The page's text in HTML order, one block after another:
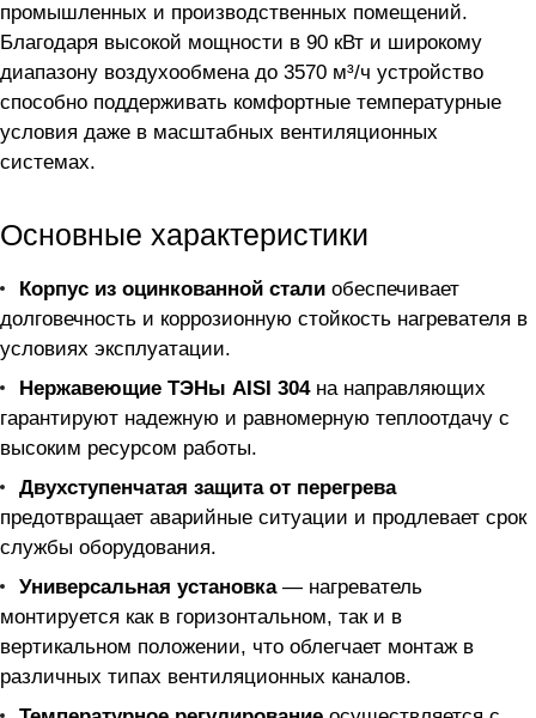
промышленных и производственных помещений.
Благодаря высокой мощности в 90 кВт и широкому
диапазону воздухообмена до 3570 м³/ч устройство
способно поддерживать комфортные температурные
условия даже в масштабных вентиляционных
системах.
Основные характеристики
Корпус из оцинкованной стали обеспечивает
долговечность и коррозионную стойкость нагревателя в
условиях эксплуатации.
Нержавеющие ТЭНы AISI 304на направляющих
гарантируют надежную и равномерную теплоотдачу с
высоким ресурсом работы.
Двухступенчатая защита от перегрева
предотвращает аварийные ситуации и продлевает срок
службы оборудования.
Универсальная установка— нагреватель
монтируется как в горизонтальном, так и в
вертикальном положении, что облегчает монтаж в
различных типах вентиляционных каналов.